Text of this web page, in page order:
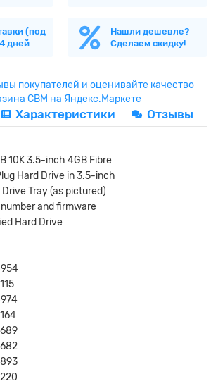
(под
дней
Нашли дешевле?
Сделаем скидку!
Характеристики Отзывы
10K 3.5-inch 4GB Fibre
Hard Drive in 3.5-inch
Tray (as pictured)
and firmware
Hard Drive